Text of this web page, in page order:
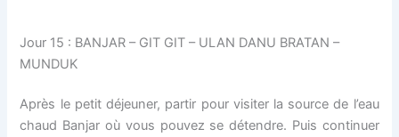
Jour 15 : BANJAR – GIT GIT – ULAN DANU BRATAN –
MUNDUK
Après le petit déjeuner, partir pour visiter la source de l’eau
chaud Banjar où vous pouvez se détendre. Puis continuer